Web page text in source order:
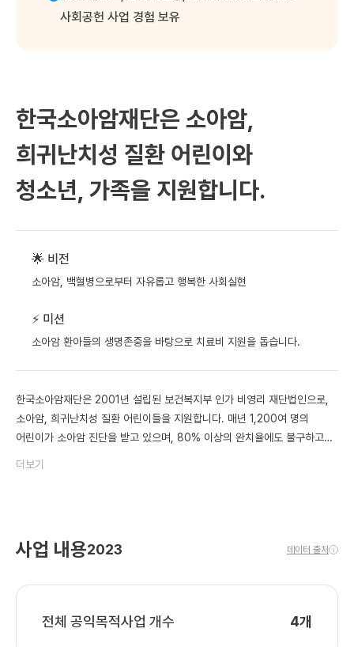
사회공헌 사업 경험 보유
한국소아암재단은 소아암,
희귀난치성 질환 어린이와
청소년, 가족을 지원합니다.
🌟 비전
소아암, 백혈병으로부터 자유롭고 행복한 사회실현
⚡️ 미션
소아암 환아들의 생명존중을 바탕으로 치료비 지원을 돕습니다.
한국소아암재단은 2001년 설립된 보건복지부 인가 비영리 재단법인으로,
소아암, 희귀난치성 질환 어린이들을 지원합니다. 매년 1,200여 명의
어린이가 소아암 진단을 받고 있으며, 80% 이상의 완치율에도 불구하고
지원합니다.
제공합니다.
제공합니다.
더보기
사업 내용2023 데이터 출처 i
전체 공익목적사업 개수 4개